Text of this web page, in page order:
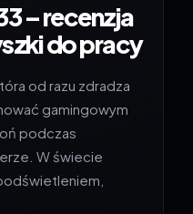
– recenzja
do pracy
od razu zdradza
gamingowym
podczas
W świecie